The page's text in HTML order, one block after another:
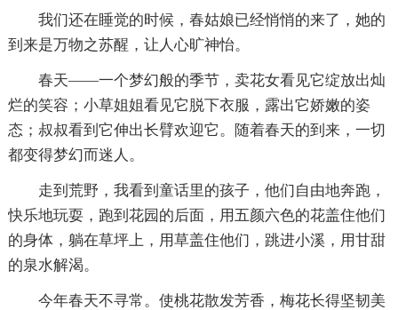
我们还在睡觉的时候，春姑娘已经悄悄的来了，她的
到来是万物之苏醒，让人心旷神怡。
春天——一个梦幻般的季节，卖花女看见它绽放出灿
烂的笑容；小草姐姐看见它脱下衣服，露出它娇嫩的姿
态；叔叔看到它伸出长臂欢迎它。随着春天的到来，一切
都变得梦幻而迷人。
走到荒野，我看到童话里的孩子，他们自由地奔跑，
快乐地玩耍，跑到花园的后面，用五颜六色的花盖住他们
的身体，躺在草坪上，用草盖住他们，跳进小溪，用甘甜
的泉水解渴。
今年春天不寻常。使桃花散发芳香，梅花长得坚韧美